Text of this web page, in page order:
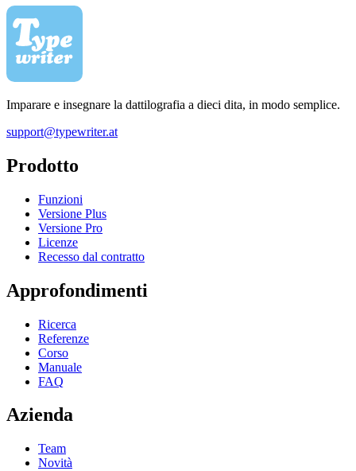
Imparare e insegnare la dattilografia a dieci dita, in modo semplice.
support@typewriter.at
Prodotto
Funzioni
Versione Plus
Versione Pro
Licenze
Recesso dal contratto
Approfondimenti
Ricerca
Referenze
Corso
Manuale
FAQ
Azienda
Team
Novità